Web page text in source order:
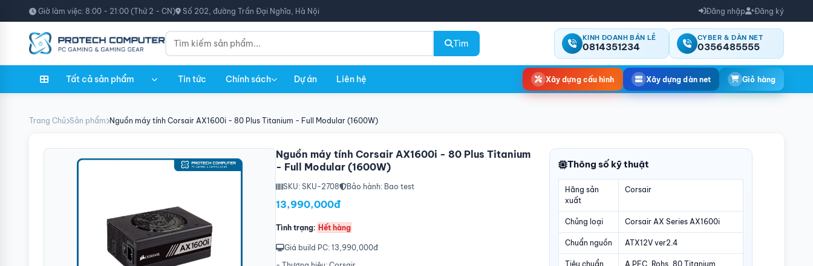
Giờ làm việc: 8:00 - 21:00 (Thứ 2 - CN) Số 202, đường Trần Đại Nghĩa, Hà Nội Đăng nhập Đăng ký
Tìm
KINH DOANH BÁN LẺ
0814351234
CYBER & DÀN NET
0356485555
Tất cả sản phẩm Tin tức Chính sách Dự án Liên hệ Xây dựng cấu hình Xây dựng dàn net Giỏ hàng
Trang Chủ Sản phẩm Nguồn máy tính Corsair AX1600i - 80 Plus Titanium - Full Modular (1600W)
Nguồn máy tính Corsair AX1600i - 80 Plus Titanium
- Full Modular (1600W)
SKU: SKU-2708 Bảo hành: Bao test
13,990,000đ
Tình trạng: Hết hàng
Giá build PC: 13,990,000đ
Thông số kỹ thuật
Hãng sản
xuất
Corsair
Chủng loại Corsair AX Series AX1600i
Chuẩn nguồn ATX12V ver2.4
Tiêu chuẩn
A.PFC, Rohs, 80 Titanium